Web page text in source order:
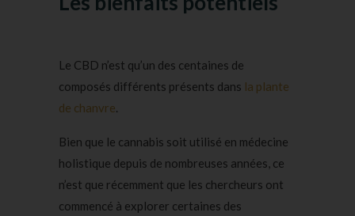
Le CBD n’est qu’un des centaines de
composés différents présents dans la plante
de chanvre.
Bien que le cannabis soit utilisé en médecine
holistique depuis de nombreuses années, ce
n’est que récemment que les chercheurs ont
commencé à explorer certaines des